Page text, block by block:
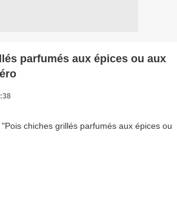
parfumés aux épices ou aux